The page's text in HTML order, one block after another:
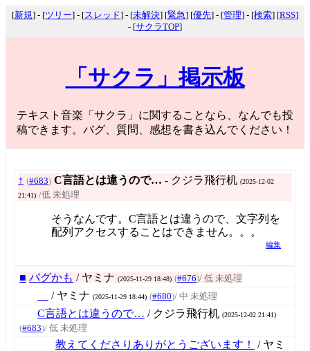
[新規] - [ツリー] - [スレッド] - [未解決] [緊急] [優先] - [管理] - [検索] [RSS]
- [サクラTOP]
「サクラ」掲示板
テキスト音楽「サクラ」に関することなら、なんでも投
稿できます。バグ、質問、感想を書き込んでください！
↑ (#683) C言語とは違うので… - クジラ飛行机 (2025-12-02
21:41) /低 未処理
そうなんです。C言語とは違うので、文字列を
配列アクセスすることはできません。。。
編集
■ バグかも / ヤミナ (2025-11-29 18:48) (#676)/ 低 未処理
/ ヤミナ (2025-11-29 18:44) (#680)/ 中 未処理
C言語とは違うので… / クジラ飛行机 (2025-12-02 21:41)
(#683)/ 低 未処理
教えてくださりありがとうございます！
/ ヤミ